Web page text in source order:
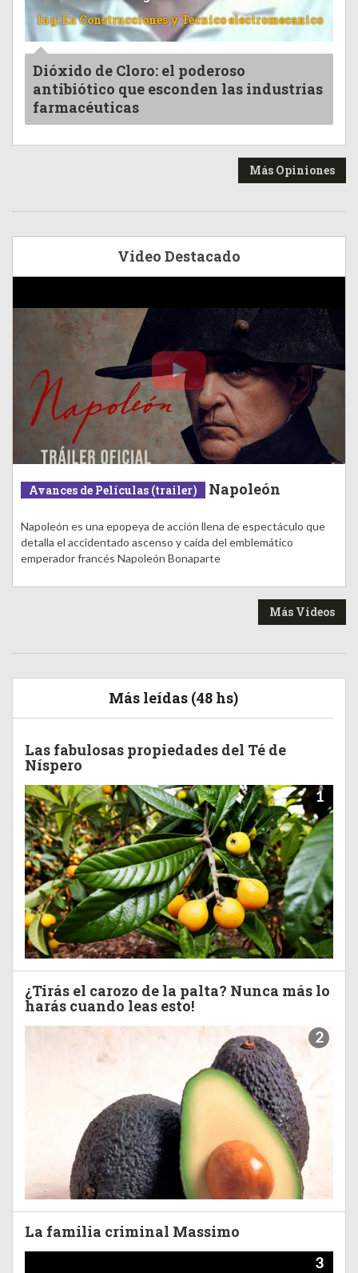
Ing. En Construcciones y Tecnico electromecanico
Dióxido de Cloro: el poderoso
antibiótico que esconden las industrias
farmacéuticas
Más Opiniones
Video Destacado
Avances de Películas (trailer) Napoleón
Napoleón es una epopeya de acción llena de espectáculo que
detalla el accidentado ascenso y caída del emblemático
emperador francés Napoleón Bonaparte
Más Videos
Más leídas (48 hs)
Las fabulosas propiedades del Té de
Níspero
1
¿Tirás el carozo de la palta? Nunca más lo
harás cuando leas esto!
2
La familia criminal Massimo
3